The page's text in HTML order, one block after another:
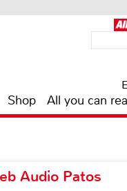
Shop All you can
Audio Patos